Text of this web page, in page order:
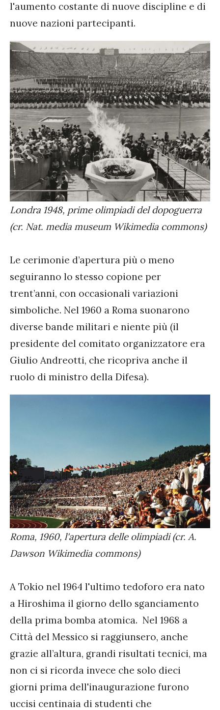
l'aumento costante di nuove discipline e di
nuove nazioni partecipanti.
Londra 1948, prime olimpiadi del dopoguerra
(cr. Nat. media museum Wikimedia commons)
Le cerimonie d’apertura più o meno
seguiranno lo stesso copione per
trent’anni, con occasionali variazioni
simboliche. Nel 1960 a Roma suonarono
diverse bande militari e niente più (il
presidente del comitato organizzatore era
Giulio Andreotti, che ricopriva anche il
ruolo di ministro della Difesa).
Roma, 1960, l'apertura delle olimpiadi (cr. A.
Dawson Wikimedia commons)
A Tokio nel 1964 l'ultimo tedoforo era nato
a Hiroshima il giorno dello sganciamento
della prima bomba atomica. Nel 1968 a
Città del Messico si raggiunsero, anche
grazie all’altura, grandi risultati tecnici, ma
non ci si ricorda invece che solo dieci
giorni prima dell'inaugurazione furono
uccisi centinaia di studenti che